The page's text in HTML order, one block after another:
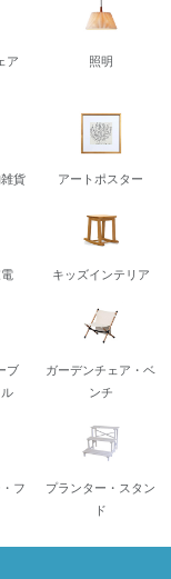
ア 照明
貨 アートポスター
キッズインテリア
ブ
ガーデンチェア・ベ
ンチ
フ
プランター・スタン
ド